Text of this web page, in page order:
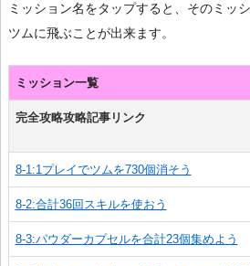
ミッション名をタップすると、そのミッ
ツムに飛ぶことが出来ます。
ミッション一覧
完全攻略攻略記事リンク
8-1:1プレイでツムを730個消そう
8-2:合計36回スキルを使おう
8-3:パウダーカプセルを合計23個集めよう